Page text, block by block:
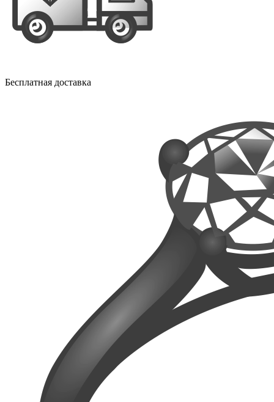
Бесплатная доставка